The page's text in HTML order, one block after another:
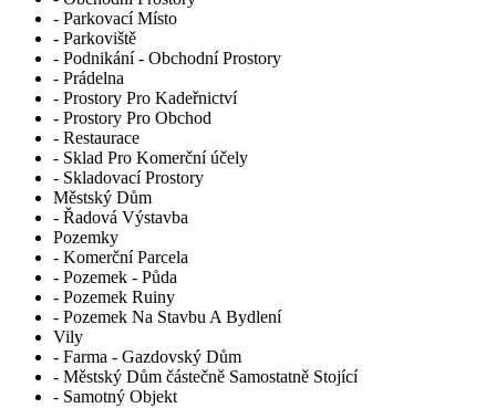
- Parkovací Místo
- Parkoviště
- Podnikání - Obchodní Prostory
- Prádelna
- Prostory Pro Kadeřnictví
- Prostory Pro Obchod
- Restaurace
- Sklad Pro Komerční účely
- Skladovací Prostory
Městský Dům
- Řadová Výstavba
Pozemky
- Komerční Parcela
- Pozemek - Půda
- Pozemek Ruiny
- Pozemek Na Stavbu A Bydlení
Vily
- Farma - Gazdovský Dům
- Městský Dům částečně Samostatně Stojící
- Samotný Objekt